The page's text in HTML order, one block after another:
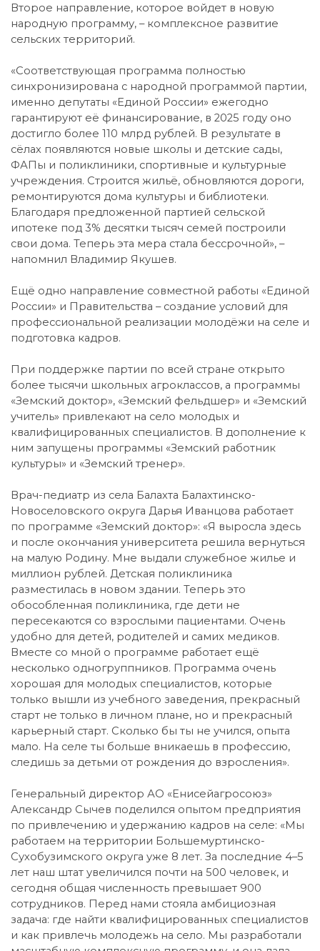
Второе направление, которое войдет в новую
народную программу, – комплексное развитие
сельских территорий.
«Соответствующая программа полностью
синхронизирована с народной программой партии,
именно депутаты «Единой России» ежегодно
гарантируют её финансирование, в 2025 году оно
достигло более 110 млрд рублей. В результате в
сёлах появляются новые школы и детские сады,
ФАПы и поликлиники, спортивные и культурные
учреждения. Строится жильё, обновляются дороги,
ремонтируются дома культуры и библиотеки.
Благодаря предложенной партией сельской
ипотеке под 3% десятки тысяч семей построили
свои дома. Теперь эта мера стала бессрочной», –
напомнил Владимир Якушев.
Ещё одно направление совместной работы «Единой
России» и Правительства – создание условий для
профессиональной реализации молодёжи на селе и
подготовка кадров.
При поддержке партии по всей стране открыто
более тысячи школьных агроклассов, а программы
«Земский доктор», «Земский фельдшер» и «Земский
учитель» привлекают на село молодых и
квалифицированных специалистов. В дополнение к
ним запущены программы «Земский работник
культуры» и «Земский тренер».
Врач-педиатр из села Балахта Балахтинско-
Новоселовского округа Дарья Иванцова работает
по программе «Земский доктор»: «Я выросла здесь
и после окончания университета решила вернуться
на малую Родину. Мне выдали служебное жилье и
миллион рублей. Детская поликлиника
разместилась в новом здании. Теперь это
обособленная поликлиника, где дети не
пересекаются со взрослыми пациентами. Очень
удобно для детей, родителей и самих медиков.
Вместе со мной о программе работает ещё
несколько одногруппников. Программа очень
хорошая для молодых специалистов, которые
только вышли из учебного заведения, прекрасный
старт не только в личном плане, но и прекрасный
карьерный старт. Сколько бы ты не учился, опыта
мало. На селе ты больше вникаешь в профессию,
следишь за детьми от рождения до взросления».
Генеральный директор АО «Енисейагросоюз»
Александр Сычев поделился опытом предприятия
по привлечению и удержанию кадров на селе: «Мы
работаем на территории Большемуртинско-
Сухобузимского округа уже 8 лет. За последние 4–5
лет наш штат увеличился почти на 500 человек, и
сегодня общая численность превышает 900
сотрудников. Перед нами стояла амбициозная
задача: где найти квалифицированных специалистов
и как привлечь молодежь на село. Мы разработали